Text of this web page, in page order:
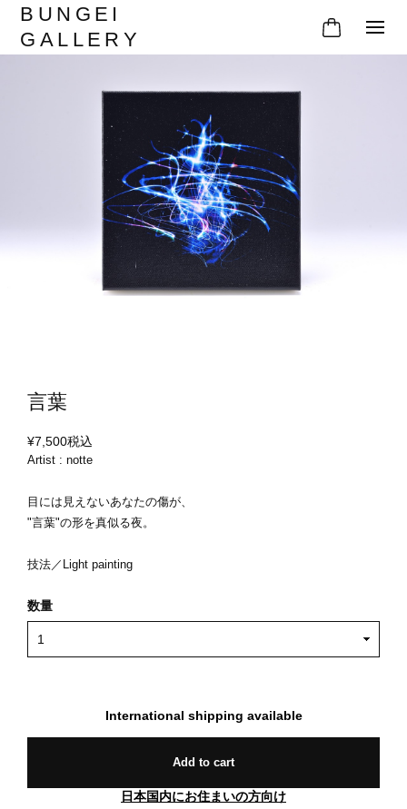
BUNGEI
GALLERY
言葉
¥7,500税込
Artist : notte
目には見えないあなたの傷が、
"言葉"の形を真似る夜。
技法／Light painting
数量
International shipping available
Add to cart
日本国内にお住まいの方向け